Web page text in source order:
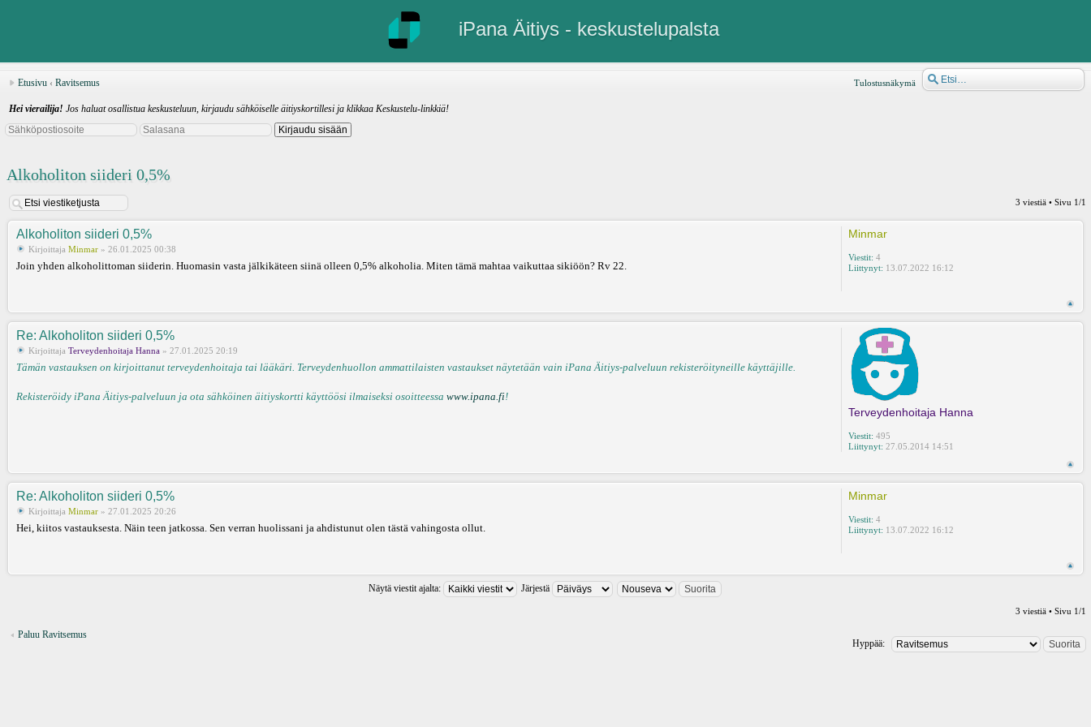
iPana Äitiys - keskustelupalsta
Tulostusnäkymä
Etusivu ‹ Ravitsemus
Hei vierailija! Jos haluat osallistua keskusteluun, kirjaudu sähköiselle äitiyskortillesi ja klikkaa Keskustelu-linkkiä!
Alkoholiton siideri 0,5%
3 viestiä • Sivu 1/1
Alkoholiton siideri 0,5%
Kirjoittaja Minmar » 26.01.2025 00:38
Join yhden alkoholittoman siiderin. Huomasin vasta jälkikäteen siinä olleen 0,5% alkoholia. Miten tämä mahtaa vaikuttaa sikiöön? Rv 22.
Minmar
Viestit: 4
Liittynyt: 13.07.2022 16:12
Re: Alkoholiton siideri 0,5%
Kirjoittaja Terveydenhoitaja Hanna » 27.01.2025 20:19
Tämän vastauksen on kirjoittanut terveydenhoitaja tai lääkäri. Terveydenhuollon ammattilaisten vastaukset näytetään vain iPana Äitiys-palveluun rekisteröityneille käyttäjille.
Rekisteröidy iPana Äitiys-palveluun ja ota sähköinen äitiyskortti käyttöösi ilmaiseksi osoitteessa www.ipana.fi!
Terveydenhoitaja Hanna
Viestit: 495
Liittynyt: 27.05.2014 14:51
Re: Alkoholiton siideri 0,5%
Kirjoittaja Minmar » 27.01.2025 20:26
Hei, kiitos vastauksesta. Näin teen jatkossa. Sen verran huolissani ja ahdistunut olen tästä vahingosta ollut.
Minmar
Viestit: 4
Liittynyt: 13.07.2022 16:12
Näytä viestit ajalta:
Järjestä
3 viestiä • Sivu 1/1
Paluu Ravitsemus
Hyppää: